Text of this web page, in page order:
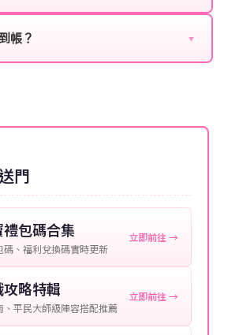
中的角色名稱。
等級。
助我們更快地處理您的代儲需求，確
趣！
程式、非法點數或異常儲值管道。您獲
帳？ ▼
查詢訂單進度。
門
包碼合集
碼、福利兌換碼實時更新
立即前往 →
略特輯
、平民大師級陣容搭配推薦
立即前往 →